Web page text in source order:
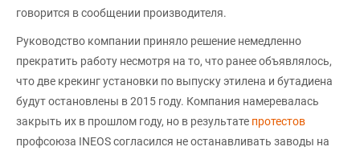
говорится в сообщении производителя.
Руководство компании приняло решение немедленно
прекратить работу несмотря на то, что ранее объявлялось,
что две крекинг установки по выпуску этилена и бутадиена
будут остановлены в 2015 году. Компания намеревалась
закрыть их в прошлом году, но в результате протестов
профсоюза INEOS согласился не останавливать заводы на